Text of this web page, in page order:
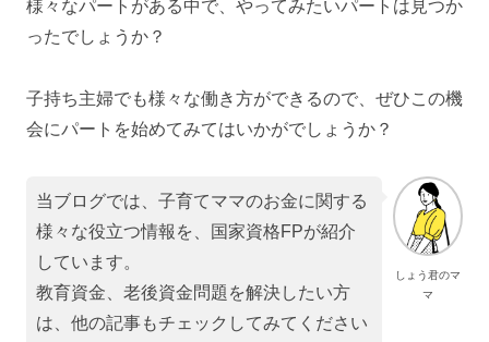
様々なパートがある中で、やってみたいパートは見つか
ったでしょうか？
子持ち主婦でも様々な働き方ができるので、ぜひこの機
会にパートを始めてみてはいかがでしょうか？
しょう君のマ
マ
当ブログでは、子育てママのお金に関する
様々な役立つ情報を、国家資格FPが紹介
しています。
教育資金、老後資金問題を解決したい方
は、他の記事もチェックしてみてください